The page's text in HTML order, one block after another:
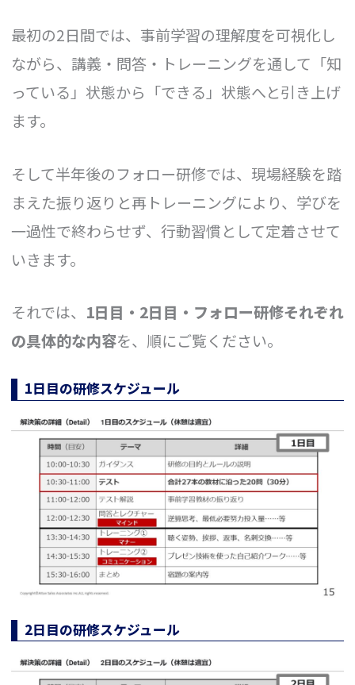
最初の2日間では、事前学習の理解度を可視化し
ながら、講義・問答・トレーニングを通して「知
っている」状態から「できる」状態へと引き上げ
ます。
そして半年後のフォロー研修では、現場経験を踏
まえた振り返りと再トレーニングにより、学びを
一過性で終わらせず、行動習慣として定着させて
いきます。
それでは、 1日目・2日目・フォロー研修それぞれ
の具体的な内容を、順にご覧ください。
1日目の研修スケジュール
2日目の研修スケジュール